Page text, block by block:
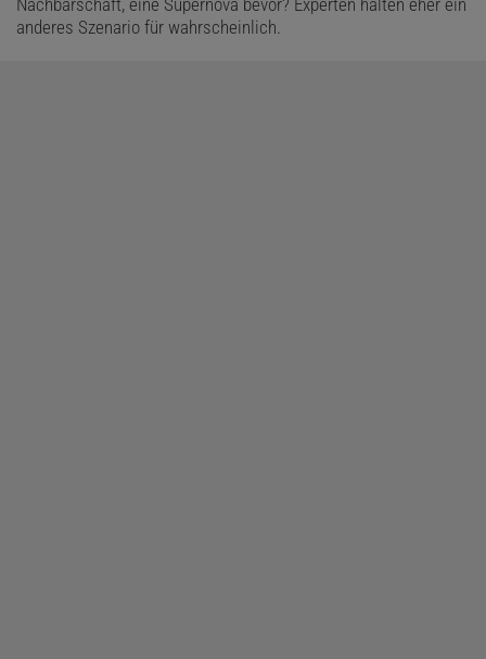
Nachbarschaft, eine Supernova bevor? Experten halten eher ein
anderes Szenario für wahrscheinlich.